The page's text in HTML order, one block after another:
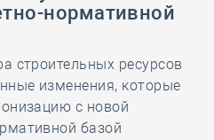
нормативной
строительных ресурсов
изменения, которые
с новой
базой